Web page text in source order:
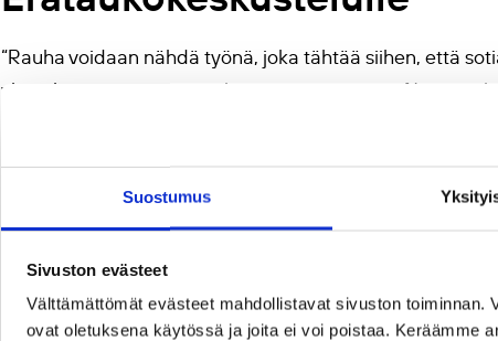
Suostumus
Sivuston evästeet
Välttämättömät evästeet mahdollistavat sivuston
ovat oletuksena käytössä ja joita ei voi poistaa. Keräämme
“Rauha voidaan nähdä työnä, joka tähtää siihen, että
yhteiskunnan perustaa vahvistavaa toimintaa. Näitä
Suomen Rauhanliittoon kattojärjestö kotimaisille
kampanjoi rauhanrakentamisen puolesta ja osallistuu
Kunniakirjan vastaanotti Suomen Rauhanliiton